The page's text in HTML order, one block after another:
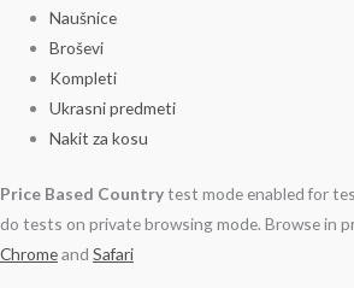
Naušnice
Broševi
Kompleti
Ukrasni predmeti
Nakit za kosu
Price Based Countrytest mode enabled for
do tests on private browsing mode. Browse in
Chromeand Safari